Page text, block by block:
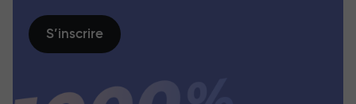
S’inscrire